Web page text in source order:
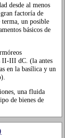
desde al menos
factoría de
terma, un posible
básicos de
II-III dC. (la antes
en la basílica y un
una fluida
de bienes de